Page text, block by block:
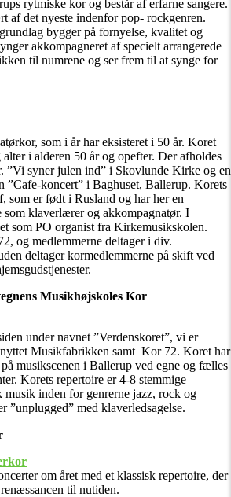
rytmiske kor og består af erfarne sangere.
af det nyeste indenfor pop- rockgenren.
bygger på fornyelse, kvalitet og
akkompagneret af specielt arrangerede
til numrene og ser frem til at synge for
som i år har eksisteret i 50 år. Koret
alter i alderen 50 år og opefter. Der afholdes
”Vi syner julen ind” i Skovlunde Kirke og en
”Cafe-koncert” i Baghuset, Ballerup. Korets
som er født i Rusland og har her en
som klaverlærer og akkompagnatør. I
som PO organist fra Kirkemusikskolen.
og medlemmerne deltager i div.
deltager kormedlemmerne på skift ved
Musikhøjskoles Kor
under navnet ”Verdenskoret”, vi er
Musikfabrikken samt Kor 72. Koret har
musikscenen i Ballerup ved egne og fælles
Korets repertoire er 4-8 stemmige
musik inden for genrerne jazz, rock og
med klaverledsagelse.
om året med et klassisk repertoire, der
til nutiden.